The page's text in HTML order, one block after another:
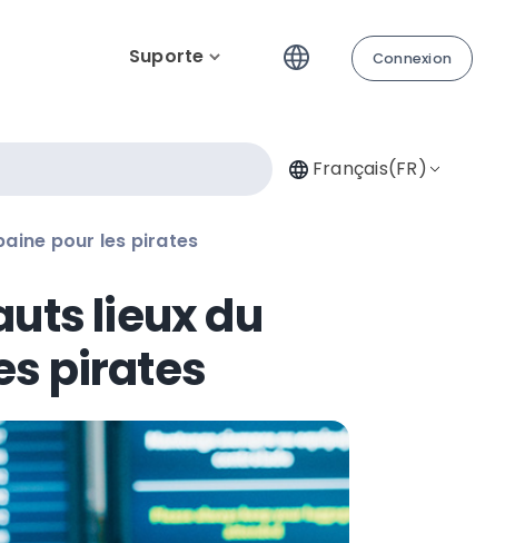
Suporte Connexion
Français(FR)
pour les pirates
lieux du
pirates